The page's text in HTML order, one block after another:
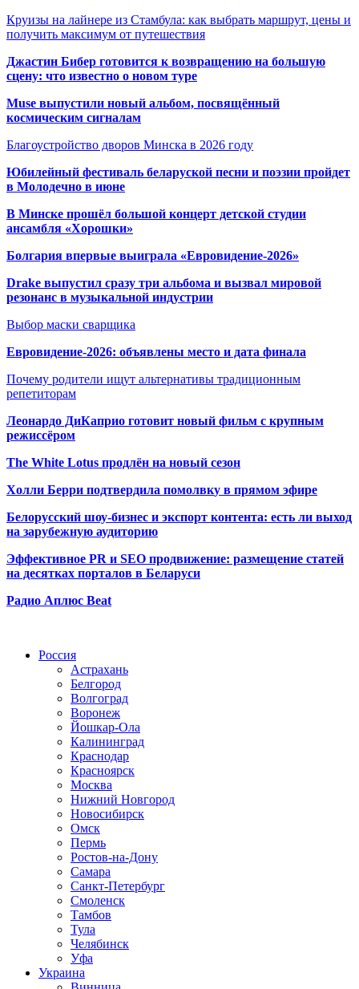
Круизы на лайнере из Стамбула: как выбрать маршрут, цены и
получить максимум от путешествия
Джастин Бибер готовится к возвращению на большую
сцену: что известно о новом туре
Muse выпустили новый альбом, посвящённый
космическим сигналам
Благоустройство дворов Минска в 2026 году
Юбилейный фестиваль беларуской песни и поэзии пройдет
в Молодечно в июне
В Минске прошёл большой концерт детской студии
ансамбля «Хорошки»
Болгария впервые выиграла «Евровидение-2026»
Drake выпустил сразу три альбома и вызвал мировой
резонанс в музыкальной индустрии
Выбор маски сварщика
Евровидение-2026: объявлены место и дата финала
Почему родители ищут альтернативы традиционным
репетиторам
Леонардо ДиКаприо готовит новый фильм с крупным
режиссёром
The White Lotus продлён на новый сезон
Холли Берри подтвердила помолвку в прямом эфире
Белорусский шоу-бизнес и экспорт контента: есть ли выход
на зарубежную аудиторию
Эффективное PR и SEO продвижение: размещение статей
на десятках порталов в Беларуси
Радио Аплюс Beat
Россия
Астрахань
Белгород
Волгоград
Воронеж
Йошкар-Ола
Калининград
Краснодар
Красноярск
Москва
Нижний Новгород
Новосибирск
Омск
Пермь
Ростов-на-Дону
Самара
Санкт-Петербург
Смоленск
Тамбов
Тула
Челябинск
Уфа
Украина